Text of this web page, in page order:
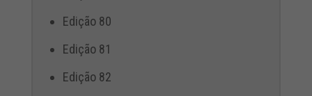
Edição 80
Edição 81
Edição 82